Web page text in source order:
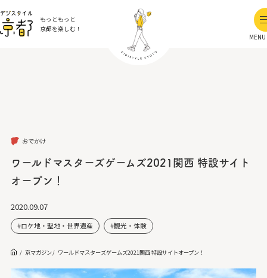
もっともっと
京都を楽しむ！
MENU
おでかけ
ワールドマスターズゲームズ2021関西 特設サイト
オープン！
2020.09.07
ロケ地・聖地・世界遺産 観光・体験
京マガジン ワールドマスターズゲームズ2021関西 特設サイトオープン！